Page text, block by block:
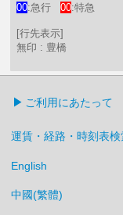
00:急行 00:特急
[行先表示]
無印 : 豊橋
ご利用にあたって
運賃・経路・時刻表
English
中國(繁體)